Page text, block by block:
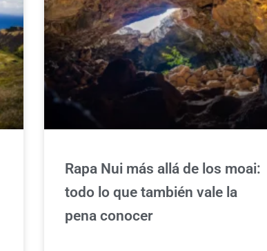
Rapa Nui más allá de los moai:
todo lo que también vale la
pena conocer